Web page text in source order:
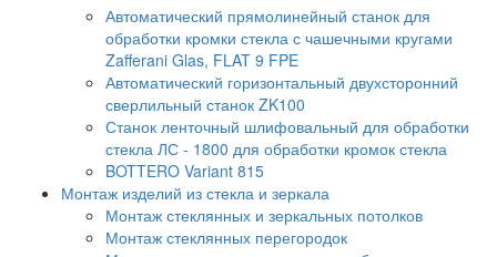
Автоматический прямолинейный станок для
обработки кромки стекла с чашечными кругами
Zafferani Glas, FLAT 9 FPE
Автоматический горизонтальный двухсторонний
сверлильный станок ZK100
Станок ленточный шлифовальный для обработки
стекла ЛС - 1800 для обработки кромок стекла
BOTTERO Variant 815
Монтаж изделий из стекла и зеркала
Монтаж стеклянных и зеркальных потолков
Монтаж стеклянных перегородок